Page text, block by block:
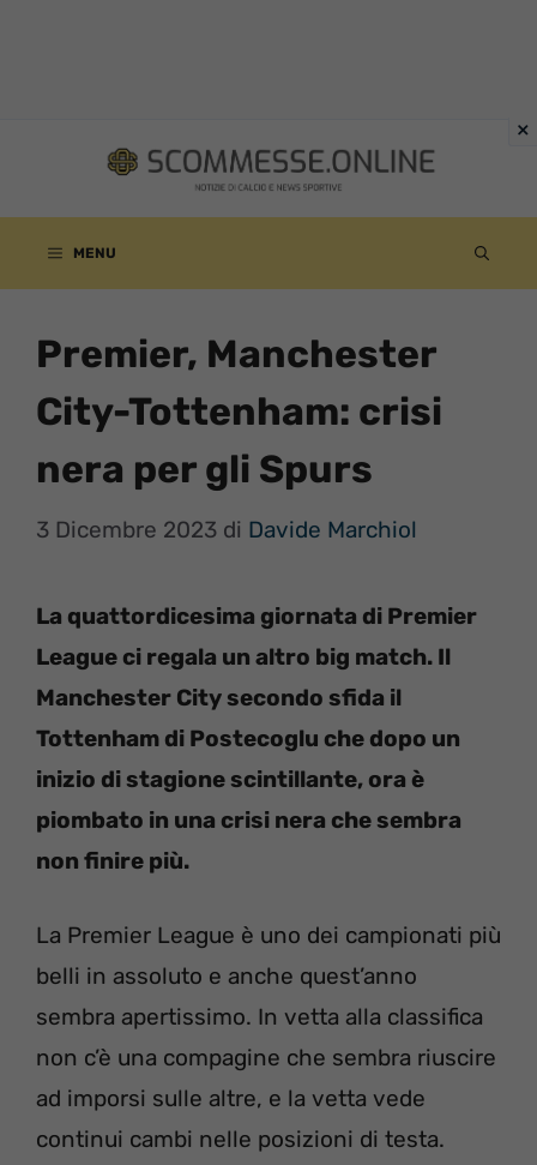
contenuto
MENU
Premier, Manchester
City-Tottenham: crisi
nera per gli Spurs
3 Dicembre 2023 di Davide Marchiol
La quattordicesima giornata di Premier
League ci regala un altro big match. Il
Manchester City secondo sfida il
Tottenham di Postecoglu che dopo un
inizio di stagione scintillante, ora è
piombato in una crisi nera che sembra
non finire più.
La Premier League è uno dei campionati più
belli in assoluto e anche quest’anno
sembra apertissimo. In vetta alla classifica
non c’è una compagine che sembra riuscire
ad imporsi sulle altre, e la vetta vede
continui cambi nelle posizioni di testa.